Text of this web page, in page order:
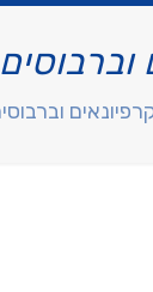
וברבוסים